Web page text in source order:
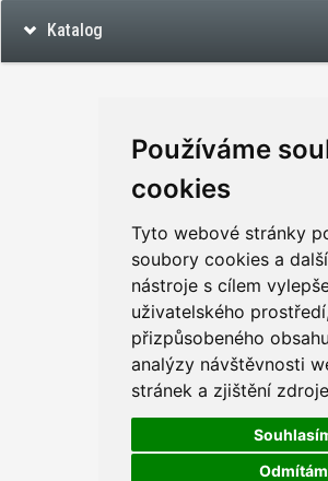
Používáme
cookies
Tyto webové stránky
soubory cookies a
nástroje s cílem
uživatelského
přizpůsobeného
analýzy návštěvnosti
stránek a zjištění
Odmítám
Katalog